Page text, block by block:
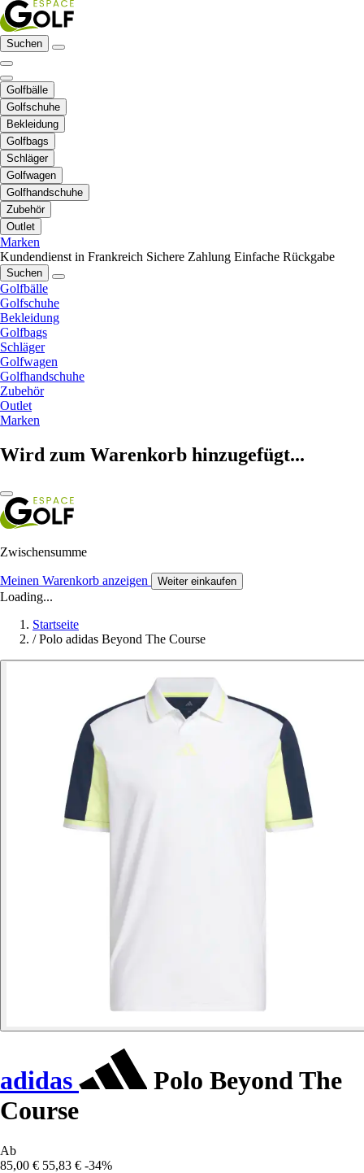
Suchen
Golfbälle
Golfschuhe
Bekleidung
Golfbags
Schläger
Golfwagen
Golfhandschuhe
Zubehör
Outlet
Marken
Kundendienst in Frankreich Sichere Zahlung Einfache Rückgabe
Suchen
Golfbälle
Golfschuhe
Bekleidung
Golfbags
Schläger
Golfwagen
Golfhandschuhe
Zubehör
Outlet
Marken
Wird zum Warenkorb hinzugefügt...
Zwischensumme
Meinen Warenkorb anzeigen Weiter einkaufen
Loading...
Startseite
/ Polo adidas Beyond The Course
adidas
Polo Beyond The
Course
Ab
85,00 € 55,83 € -34%